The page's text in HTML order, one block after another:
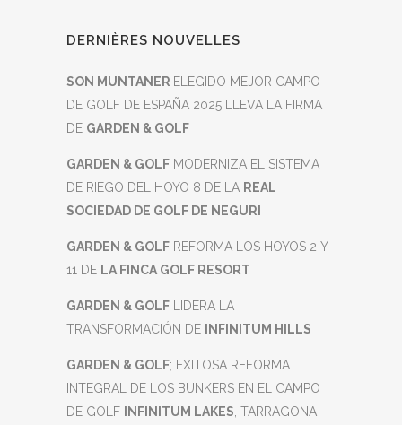
DERNIÈRES NOUVELLES
SON MUNTANER ELEGIDO MEJOR CAMPO
DE GOLF DE ESPAÑA 2025 LLEVA LA FIRMA
DE GARDEN & GOLF
GARDEN & GOLF MODERNIZA EL SISTEMA
DE RIEGO DEL HOYO 8 DE LA REAL
SOCIEDAD DE GOLF DE NEGURI
GARDEN & GOLF REFORMA LOS HOYOS 2 Y
11 DE LA FINCA GOLF RESORT
GARDEN & GOLF LIDERA LA
TRANSFORMACIÓN DE
INFINITUM HILLS
GARDEN & GOLF; EXITOSA REFORMA
INTEGRAL DE LOS BUNKERS EN EL CAMPO
DE GOLF
INFINITUM LAKES , TARRAGONA